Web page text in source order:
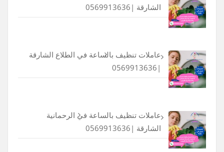
الشارقة |0569913636
عاملات تنظيف بالساعة في الطلاع الشارقة
|0569913636
عاملات تنظيف بالساعة في الرحمانية
الشارقة |0569913636